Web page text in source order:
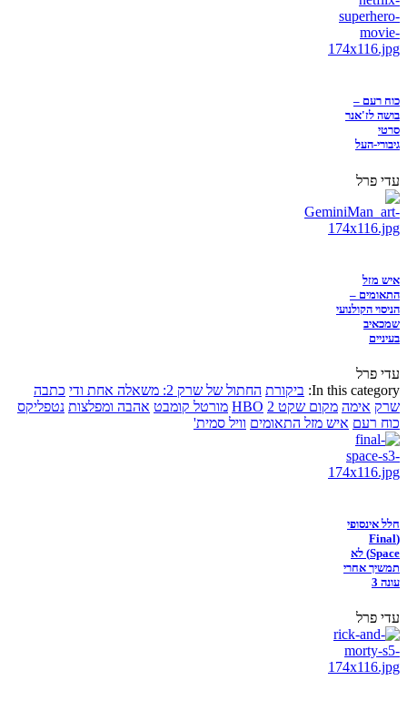
כוח רעם –
בושה לז'אנר
סרטי
גיבורי-העל
עדי פרל
איש מזל
התאומים –
הניסוי הקולנועי
שמכאיב
בעיניים
עדי פרל
In this category: ביקורת החתול של שרק 2: משאלה אחת ודי
כתבה
שרק אימה מקום שקט 2 HBO מורטל קומבט אהבה ומפלצות נטפליקס
כוח רעם איש מזל התאומים וויל סמית'
חלל אינסופי
(Final
Space) לא
תמשיך אחרי
עונה 3
עדי פרל